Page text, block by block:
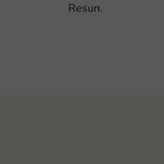
Resun.